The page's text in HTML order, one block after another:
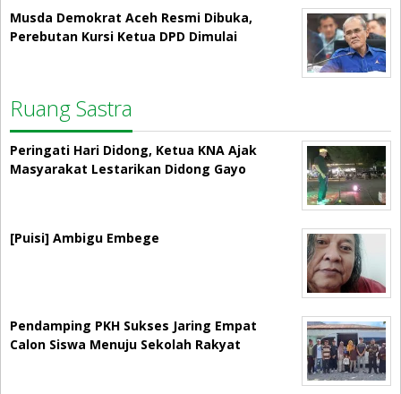
Musda Demokrat Aceh Resmi Dibuka,
Perebutan Kursi Ketua DPD Dimulai
Ruang Sastra
Peringati Hari Didong, Ketua KNA Ajak
Masyarakat Lestarikan Didong Gayo
[Puisi] Ambigu Embege
Pendamping PKH Sukses Jaring Empat
Calon Siswa Menuju Sekolah Rakyat